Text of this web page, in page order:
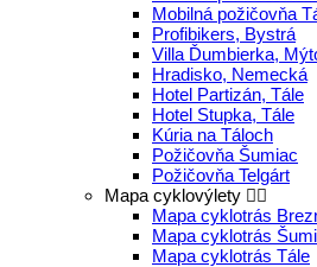
Mobilná požičovňa
Profibikers, Bystrá
Villa Ďumbierka,
Hradisko, Nemecká
Hotel Partizán, Tále
Hotel Stupka, Tále
Kúria na Táloch
Požičovňa Šumiac
Požičovňa Telgárt
Mapa cyklovýlety
Mapa cyklotrás
Mapa cyklotrás
Mapa cyklotrás Tále